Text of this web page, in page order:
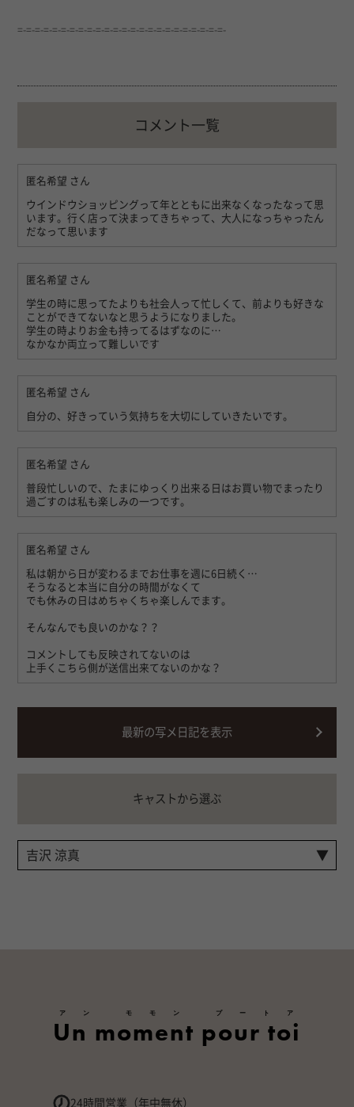
=-=-=-=-=-=-=-=-=-=-=-=-=-=-=-=-=-=-=-=-=-=-=-=-
コメント一覧
匿名希望 さん
ウインドウショッピングって年とともに出来なくなったなって思
います。行く店って決まってきちゃって、大人になっちゃったん
だなって思います
匿名希望 さん
学生の時に思ってたよりも社会人って忙しくて、前よりも好きな
ことができてないなと思うようになりました。
学生の時よりお金も持ってるはずなのに…
なかなか両立って難しいです
匿名希望 さん
自分の、好きっていう気持ちを大切にしていきたいです。
匿名希望 さん
普段忙しいので、たまにゆっくり出来る日はお買い物でまったり
過ごすのは私も楽しみの一つです。
匿名希望 さん
私は朝から日が変わるまでお仕事を週に6日続く…
そうなると本当に自分の時間がなくて
でも休みの日はめちゃくちゃ楽しんでます。
そんなんでも良いのかな？？
コメントしても反映されてないのは
上手くこちら側が送信出来てないのかな？
最新の写メ日記を表示
キャストから選ぶ
Un moment pour toi
アン モモン プートア
24時間営業（年中無休）